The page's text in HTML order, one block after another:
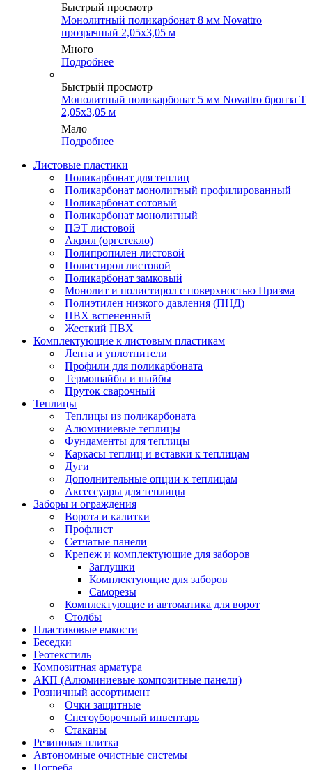
Быстрый просмотр
Монолитный поликарбонат 8 мм Novattro
прозрачный 2,05х3,05 м
Много
Подробнее
Быстрый просмотр
Монолитный поликарбонат 5 мм Novattro бронза Т
2,05х3,05 м
Мало
Подробнее
Листовые пластики
Поликарбонат для теплиц
Поликарбонат монолитный профилированный
Поликарбонат сотовый
Поликарбонат монолитный
ПЭТ листовой
Акрил (оргстекло)
Полипропилен листовой
Полистирол листовой
Поликарбонат замковый
Монолит и полистирол с поверхностью Призма
Полиэтилен низкого давления (ПНД)
ПВХ вспененный
Жесткий ПВХ
Комплектующие к листовым пластикам
Лента и уплотнители
Профили для поликарбоната
Термошайбы и шайбы
Пруток сварочный
Теплицы
Теплицы из поликарбоната
Алюминиевые теплицы
Фундаменты для теплицы
Каркасы теплиц и вставки к теплицам
Дуги
Дополнительные опции к теплицам
Аксессуары для теплицы
Заборы и ограждения
Ворота и калитки
Профлист
Сетчатые панели
Крепеж и комплектующие для заборов
Заглушки
Комплектующие для заборов
Саморезы
Комплектующие и автоматика для ворот
Столбы
Пластиковые емкости
Беседки
Геотекстиль
Композитная арматура
АКП (Алюминиевые композитные панели)
Розничный ассортимент
Очки защитные
Снегоуборочный инвентарь
Стаканы
Резиновая плитка
Автономные очистные системы
Погреба